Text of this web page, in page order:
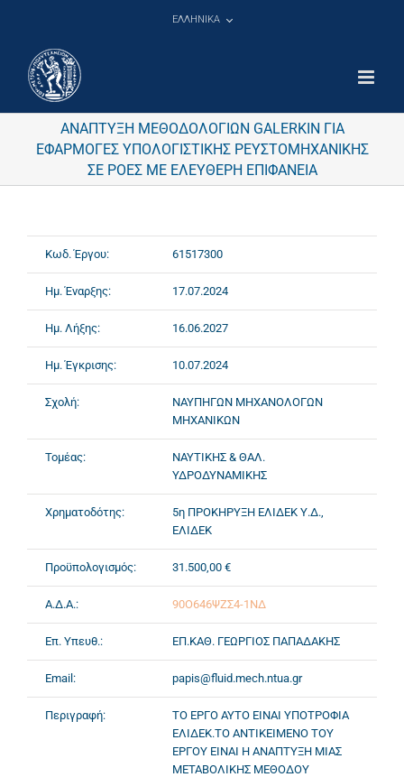
ΕΛΛΗΝΙΚΑ
ΑΝΑΠΤΥΞΗ ΜΕΘΟΔΟΛΟΓΙΩΝ GALERKIN ΓΙΑ
ΕΦΑΡΜΟΓΕΣ ΥΠΟΛΟΓΙΣΤΙΚΗΣ ΡΕΥΣΤΟΜΗΧΑΝΙΚΗΣ
ΣΕ ΡΟΕΣ ΜΕ ΕΛΕΥΘΕΡΗ ΕΠΙΦΑΝΕΙΑ
Κωδ. Έργου: 61517300
Ημ. Έναρξης: 17.07.2024
Ημ. Λήξης: 16.06.2027
Ημ. Έγκρισης: 10.07.2024
Σχολή:
ΝΑΥΠΗΓΩΝ ΜΗΧΑΝΟΛΟΓΩΝ
ΜΗΧΑΝΙΚΩΝ
Τομέας:
ΝΑΥΤΙΚΗΣ & ΘΑΛ.
ΥΔΡΟΔΥΝΑΜΙΚΗΣ
Χρηματοδότης:
5η ΠΡΟΚΗΡΥΞΗ ΕΛΙΔΕΚ Υ.Δ.,
ΕΛΙΔΕΚ
Προϋπολογισμός: 31.500,00 €
Α.Δ.Α.: 90Ο646ΨΖΣ4-1ΝΔ
Επ. Υπευθ.: ΕΠ.ΚΑΘ. ΓΕΩΡΓΙΟΣ ΠΑΠΑΔΑΚΗΣ
Email: papis@fluid.mech.ntua.gr
Περιγραφή:
ΤΟ ΕΡΓΟ ΑΥΤΟ ΕΙΝΑΙ ΥΠΟΤΡΟΦΙΑ
ΕΛΙΔΕΚ.ΤΟ ΑΝΤΙΚΕΙΜΕΝΟ ΤΟΥ
ΕΡΓΟΥ ΕΙΝΑΙ Η ΑΝΑΠΤΥΞΗ ΜΙΑΣ
ΜΕΤΑΒΟΛΙΚΗΣ ΜΕΘΟΔΟΥ